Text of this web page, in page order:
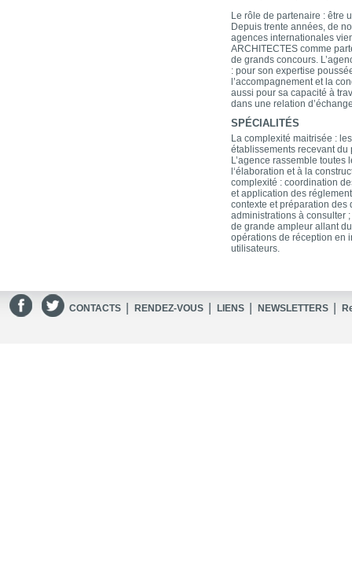
Le rôle de partenaire : être
Depuis trente années, de
agences internationales
ARCHITECTES comme
de grands concours.
: pour son expertise
l’accompagnement et la
aussi pour sa capacité à
dans une relation
SPÉCIALITÉS
La complexité maitrisée :
établissements recevant du
L’agence rassemble
l‘élaboration et à la
complexité : coordination
et application des
contexte et préparation des
administrations à consulter
de grande ampleur allant
opérations de réception en
utilisateurs.
CONTACTS RENDEZ-VOUS LIENS NEWSLETTERS